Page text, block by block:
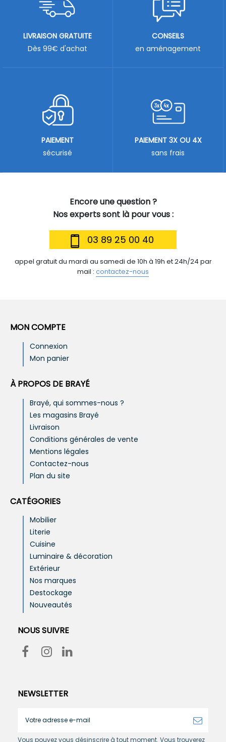
Encore une question ?
Nos experts sont là pour vous :
03 89 25 00 40
appel gratuit du mardi au samedi de 10h à 19h et 24h/24 par
mail : contactez-nous
LIVRAISON GRATUITE
Dès 99€ d'achat
CONSEILS
en aménagement
PAIEMENT
sécurisé
PAIEMENT 3X OU 4X
sans frais
MON COMPTE
Connexion
Mon panier
À PROPOS DE BRAYÉ
Brayé, qui sommes-nous ?
Les magasins Brayé
Livraison
Conditions générales de vente
Mentions légales
Contactez-nous
Plan du site
CATÉGORIES
Mobilier
Literie
Cuisine
Luminaire & décoration
Extérieur
Nos marques
Destockage
Nouveautés
NOUS SUIVRE
NEWSLETTER
Vous pouvez vous désinscrire à tout moment. Vous trouverez